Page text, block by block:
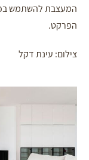
המעצבת להשתמש
הפרקט.
צילום: עינת דקל